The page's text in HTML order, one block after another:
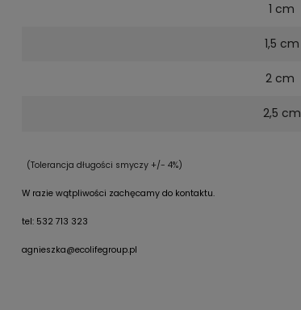
1 cm
1,5 cm
2 cm
2,5 cm
(Tolerancja długości smyczy +/- 4%)
W razie wątpliwości zachęcamy do kontaktu.
tel: 532 713 323
agnieszka@ecolifegroup.pl